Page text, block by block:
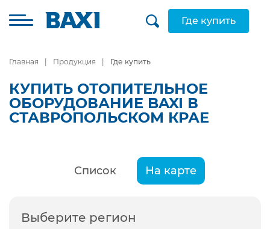
Где купить
Главная Продукция Где купить
КУПИТЬ ОТОПИТЕЛЬНОЕ
ОБОРУДОВАНИЕ BAXI В
СТАВРОПОЛЬСКОМ КРАЕ
Список На карте
Выберите регион